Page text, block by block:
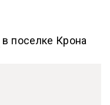
в поселке Крона